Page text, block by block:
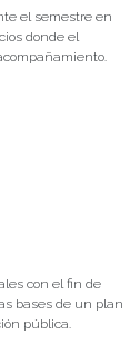
el semestre en
donde el
con el fin de
bases de un plan
pública.